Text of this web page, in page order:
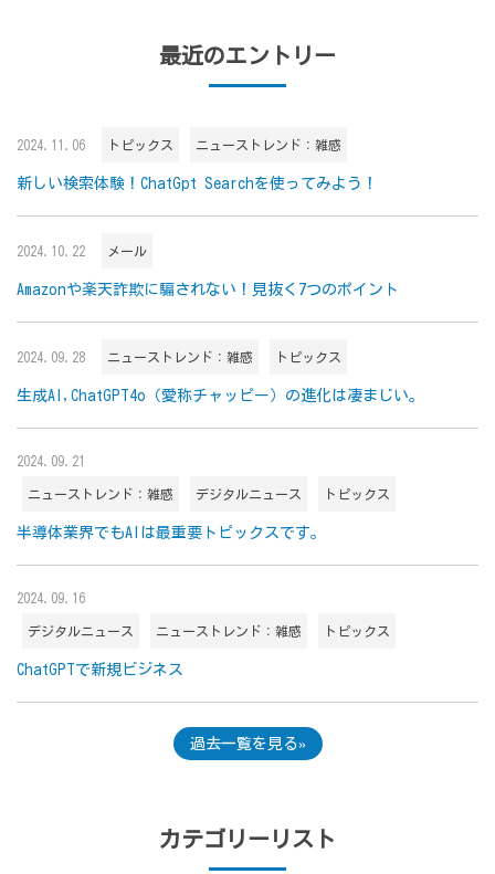
最近のエントリー
2024.11.06 トピックス ニューストレンド：雑感
新しい検索体験！ChatGpt Searchを使ってみよう！
2024.10.22 メール
Amazonや楽天詐欺に騙されない！見抜く7つのポイント
2024.09.28 ニューストレンド：雑感 トピックス
生成AI,ChatGPT4o（愛称チャッピー）の進化は凄まじい。
2024.09.21
ニューストレンド：雑感 デジタルニュース トピックス
半導体業界でもAIは最重要トピックスです。
2024.09.16
デジタルニュース ニューストレンド：雑感 トピックス
ChatGPTで新規ビジネス
過去一覧を見る
カテゴリーリスト